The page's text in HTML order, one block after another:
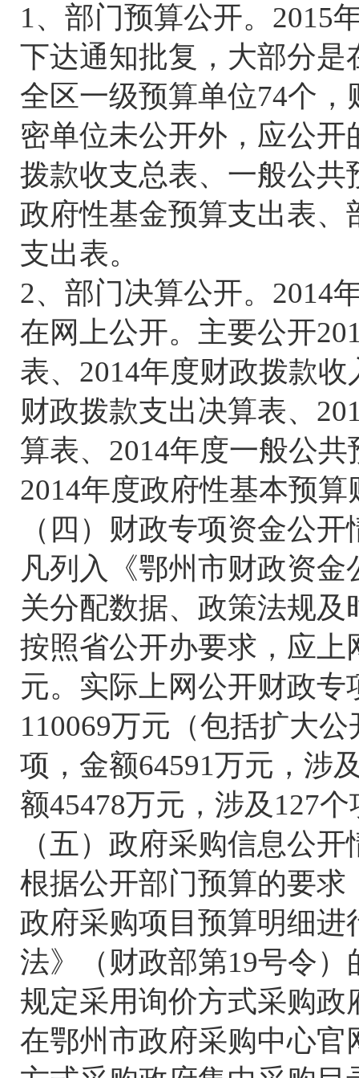
1、部门预算公开。2015
下达通知批复，大部分
全区一级预算单位74个
密单位未公开外，应公
拨款收支总表、一般公
政府性基金预算支出表、
支出表。
2、部门决算公开。2014
在网上公开。主要公开
表、2014年度财政拨款
财政拨款支出决算表、
算表、2014年度一般公
2014年度政府性基本预
（四）财政专项资金公开
凡列入《鄂州市财政资
关分配数据、政策法规
按照省公开办要求，应上
元。实际上网公开财政
110069万元（包括扩大
项，金额64591万元，涉
额45478万元，涉及127
（五）政府采购信息公开
根据公开部门预算的要
政府采购项目预算明细
法》（财政部第19号令
规定采用询价方式采购
在鄂州市政府采购中心